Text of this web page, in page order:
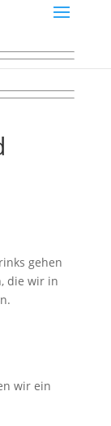
gehen
die wir in
wir ein